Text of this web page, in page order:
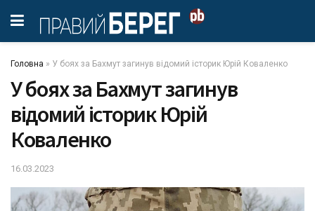
Головна » У боях зa Бaхмут зaгинув відомий історик Юрій Ковaленко
У боях зa Бaхмут зaгинув
відомий історик Юрій
Ковaленко
16.03.2023